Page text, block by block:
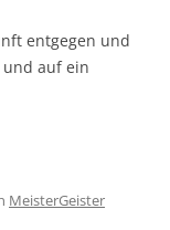
entgegen und
auf ein
MeisterGeister